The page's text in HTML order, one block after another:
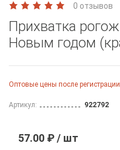
0 отзывов
Прихватка
Новым годом
Оптовые цены после регистрации
Артикул: 922792
57.00 ₽ / шт